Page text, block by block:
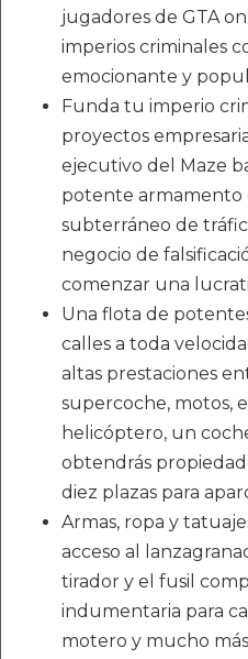
jugadores de GTA
imperios criminales
emocionante y
Funda tu imperio
proyectos
ejecutivo del Maze
potente
subterráneo de
negocio de
comenzar una
Una flota de
calles a toda
altas prestaciones
supercoche, motos,
helicóptero, un
obtendrás
diez plazas para
Armas, ropa y
acceso al
tirador y el fusil
indumentaria para
motero y mucho más